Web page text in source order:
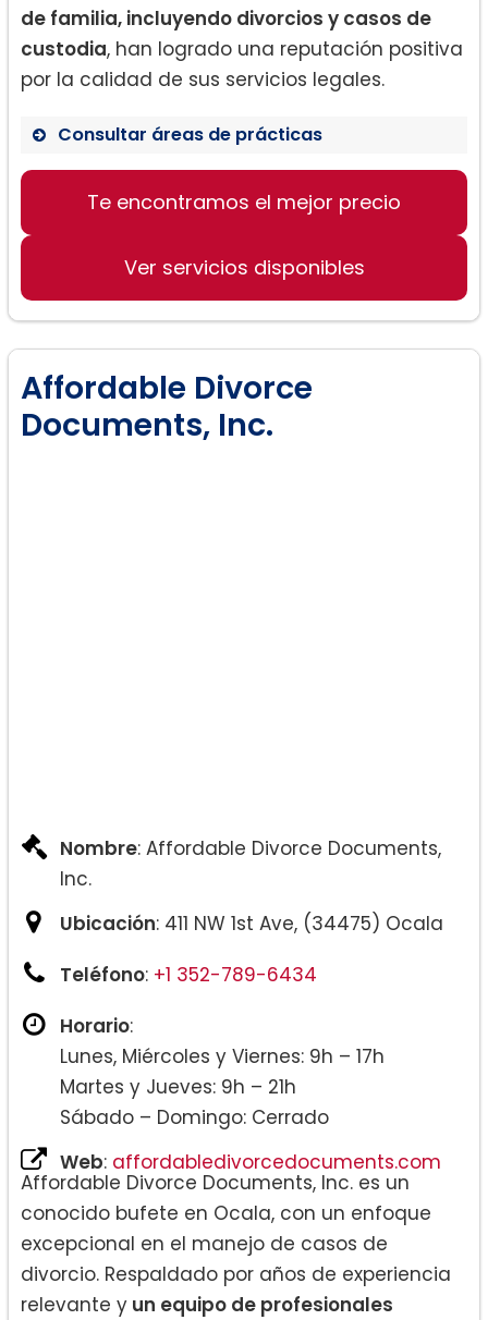
de familia, incluyendo divorcios y casos de
custodia, han logrado una reputación positiva
por la calidad de sus servicios legales.
Consultar áreas de prácticas
Derecho de Familia
Divorcios
Te encontramos el mejor precio
Ver servicios disponibles
Affordable Divorce
Documents, Inc.
Nombre: Affordable Divorce Documents,
Inc.
Ubicación: 411 NW 1st Ave, (34475) Ocala
Teléfono: +1 352-789-6434
Horario:
Lunes, Miércoles y Viernes: 9h – 17h
Martes y Jueves: 9h – 21h
Sábado – Domingo: Cerrado
Web: affordabledivorcedocuments.com
Affordable Divorce Documents, Inc. es un
conocido bufete en Ocala, con un enfoque
excepcional en el manejo de casos de
divorcio. Respaldado por años de experiencia
relevante y un equipo de profesionales